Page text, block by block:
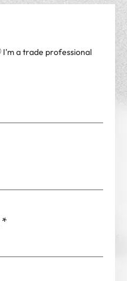
I'm a trade professional
*